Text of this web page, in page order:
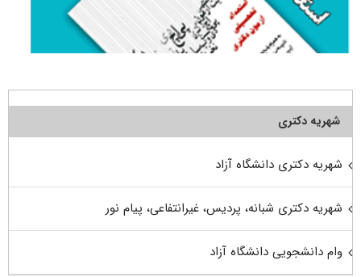
شهریه دکتری
شهریه دکتری دانشگاه آزاد
شهریه دکتری شبانه، پردیس، غیرانتفاعی، پیام نور
وام دانشجویی دانشگاه آزاد